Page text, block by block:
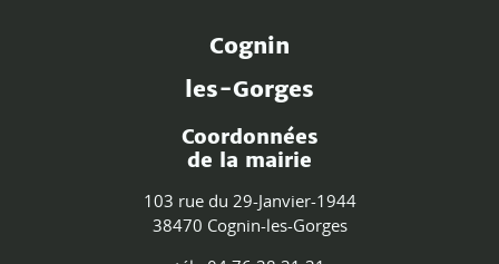
Cognin
les-Gorges
Coordonnées
de la mairie
103 rue du 29-Janvier-1944
38470 Cognin-les-Gorges